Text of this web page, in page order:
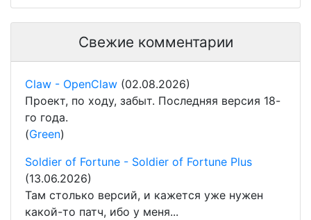
Свежие комментарии
Claw - OpenClaw (02.08.2026)
Проект, по ходу, забыт. Последняя версия 18-
го года.
(Green)
Soldier of Fortune - Soldier of Fortune Plus
(13.06.2026)
Там столько версий, и кажется уже нужен
какой-то патч, ибо у меня...